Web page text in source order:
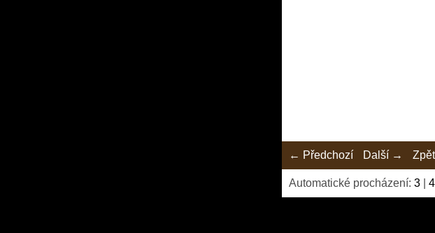
← Předchozí Další →
Automatické procházení:3 |4